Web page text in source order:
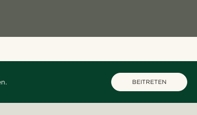
BEITRETEN